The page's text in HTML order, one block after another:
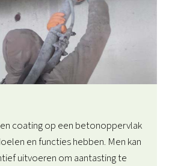
coating op een betonoppervlak
en functies hebben. Men kan
uitvoeren om aantasting te